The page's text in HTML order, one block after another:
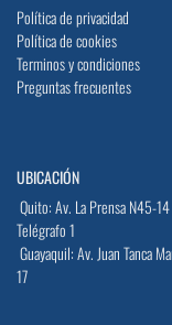
Política de privacidad
Política de cookies
Terminos y condiciones
Preguntas frecuentes
UBICACIÓN
Quito: Av. La Prensa N45-
Telégrafo 1
Guayaquil: Av. Juan Tanca
17